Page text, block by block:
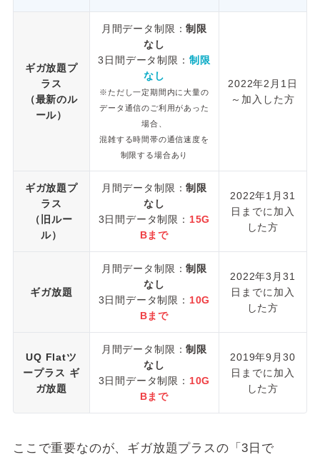
ギガ放題プ
ラス
（最新のル
ール）
月間データ制限：制限
なし
3日間データ制限： 制限
なし
※ただし一定期間内に大量の
データ通信のご利用があった
場合、
混雑する時間帯の通信速度を
制限する場合あり
2022年2月1日
～加入した方
ギガ放題プ
ラス
（旧ルー
ル）
月間データ制限：制限
なし
3日間データ制限： 15G
Bまで
2022年1月31
日までに加入
した方
ギガ放題
月間データ制限：制限
なし
3日間データ制限： 10G
Bまで
2022年3月31
日までに加入
した方
UQ Flatツ
ープラス ギ
ガ放題
月間データ制限：制限
なし
3日間データ制限： 10G
Bまで
2019年9月30
日までに加入
した方
ここで重要なのが、ギガ放題プラスの「3日で